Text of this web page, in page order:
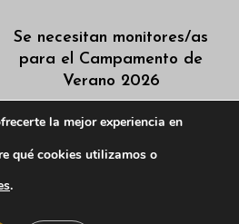
Se necesitan monitores/as
para el Campamento de
Verano 2026
junio, 2026
Programación Día del Orgullo
la mejor experiencia en
qué cookies utilizamos o
.